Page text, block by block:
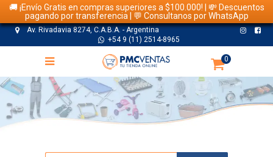
🚚 ¡Envío Gratis en compras superiores a $100.000! | 💸 Descuentos
pagando por transferencia | 💬 Consultanos por WhatsApp
Av. Rivadavia 8274, C.A.B.A. - Argentina
+54 9 (11) 2514-8965
0
TIENDA